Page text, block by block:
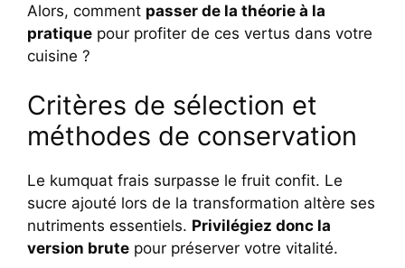
Alors, comment passer de la théorie à la
pratique pour profiter de ces vertus dans votre
cuisine ?
Critères de sélection et
méthodes de conservation
Le kumquat frais surpasse le fruit confit. Le
sucre ajouté lors de la transformation altère ses
nutriments essentiels. Privilégiez donc la
version brute pour préserver votre vitalité.